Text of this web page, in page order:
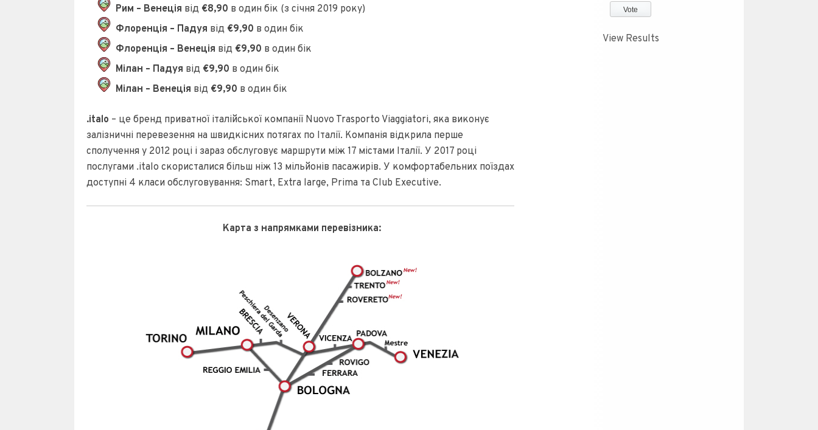
Рим – Венеція від €8,90 в один бік (з січня 2019 року)
Флоренція – Падуя від €9,90 в один бік
Флоренція – Венеція від €9,90 в один бік
Мілан – Падуя від €9,90 в один бік
Мілан – Венеція від €9,90 в один бік
.italo – це бренд приватної італійської компанії Nuovo Trasporto Viaggiatori, яка виконує
залізничні перевезення на швидкісних потягах по Італії. Компанія відкрила перше
сполучення у 2012 році і зараз обслуговує маршрути між 17 містами Італії. У 2017 році
послугами .italo скористалися більш ніж 13 мільйонів пасажирів. У комфортабельних поїздах
доступні 4 класи обслуговування: Smart, Extra large, Prima та Club Executive.
Карта з напрямками перевізника:
View Results